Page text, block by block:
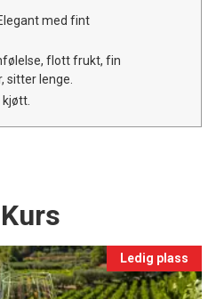
med fint
flott frukt, fin
sitter lenge.
kjøtt.
Ledig plass